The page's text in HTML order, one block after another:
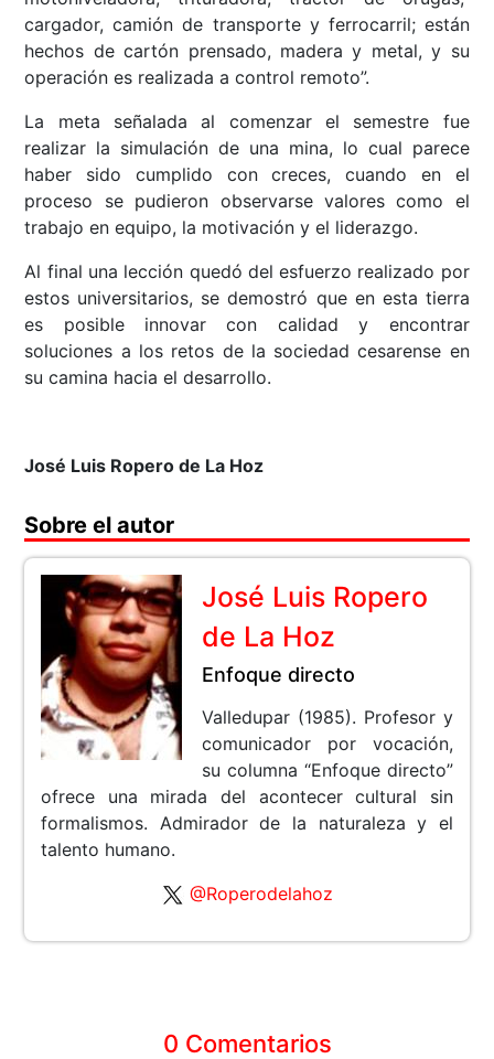
cargador, camión de transporte y ferrocarril; están
hechos de cartón prensado, madera y metal, y su
operación es realizada a control remoto”.
La meta señalada al comenzar el semestre fue
realizar la simulación de una mina, lo cual parece
haber sido cumplido con creces, cuando en el
proceso se pudieron observarse valores como el
trabajo en equipo, la motivación y el liderazgo.
Al final una lección quedó del esfuerzo realizado por
estos universitarios, se demostró que en esta tierra
es posible innovar con calidad y encontrar
soluciones a los retos de la sociedad cesarense en
su camina hacia el desarrollo.
José Luis Ropero de La Hoz
Sobre el autor
José Luis Ropero
de La Hoz
Enfoque directo
Valledupar (1985). Profesor y
comunicador por vocación,
su columna “Enfoque directo”
ofrece una mirada del acontecer cultural sin
formalismos. Admirador de la naturaleza y el
talento humano.
@Roperodelahoz
0 Comentarios